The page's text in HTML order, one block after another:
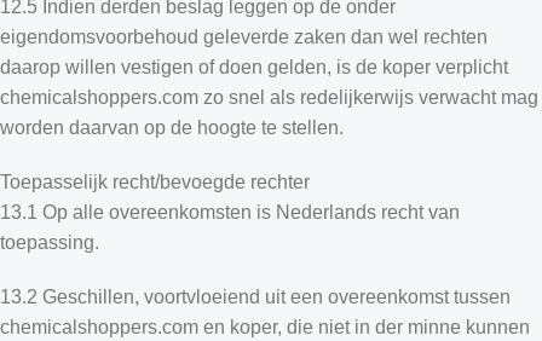
12.5 Indien derden beslag leggen op de onder
eigendomsvoorbehoud geleverde zaken dan wel rechten
daarop willen vestigen of doen gelden, is de koper verplicht
chemicalshoppers.com zo snel als redelijkerwijs verwacht mag
worden daarvan op de hoogte te stellen.
Toepasselijk recht/bevoegde rechter
13.1 Op alle overeenkomsten is Nederlands recht van
toepassing.
13.2 Geschillen, voortvloeiend uit een overeenkomst tussen
chemicalshoppers.com en koper, die niet in der minne kunnen